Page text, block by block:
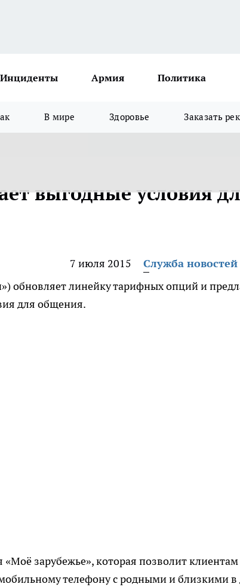
Инциденты Армия Политика
В мире Здоровье Заказать
выгодные условия
7 июля 2015
Служба
обновляет линейку тарифных опций и
для общения.
зарубежье», которая позволит
телефону с родными и близкими в